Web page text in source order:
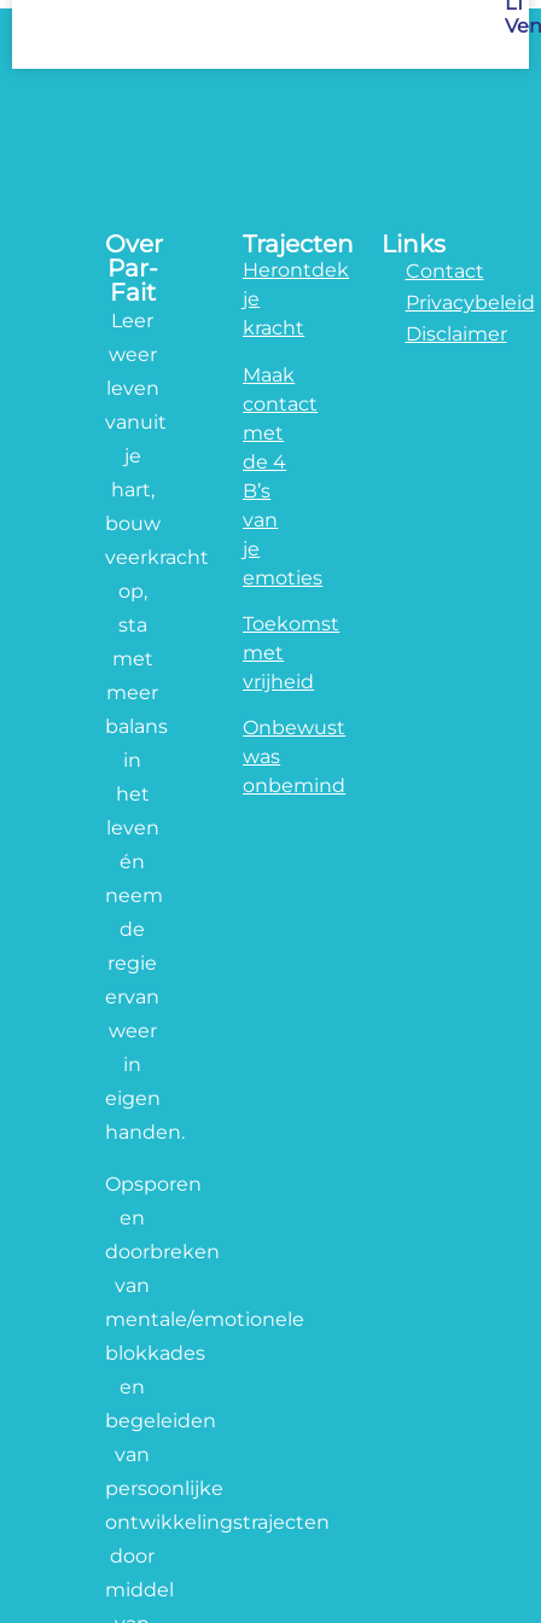
Over
Par-
Fait
Leer
weer
leven
vanuit
je
hart,
bouw
veerkracht
op,
sta
met
meer
balans
in
het
leven
én
neem
de
regie
ervan
weer
in
eigen
handen.
Opsporen
en
doorbreken
van
mentale/emotionele
blokkades
en
begeleiden
van
persoonlijke
ontwikkelingstrajecten
door
middel
Trajecten
Herontdek
je
kracht
Maak
contact
met
de 4
B’s
van
je
emoties
Toekomst
met
vrijheid
Onbewust
was
onbemind
Links
Contact
Privacybeleid
Disclaimer